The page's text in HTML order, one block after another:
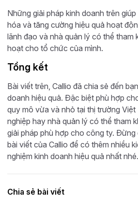
Những giải pháp kinh doanh trên
hóa và tăng cường hiệu quả hoạt
lãnh đạo và nhà quản lý có thể tham
hoạt cho tổ chức của mình.
Tổng kết
Bài viết trên, Callio đã chia sẻ đến
doanh hiệu quả. Đặc biệt phù hợp
quy mô vừa và nhỏ tại thị trường Việt
nghiệp hay nhà quản lý có thể tham
giải pháp phù hợp cho công ty.
bài viết của Callio để có thêm nhiều
nghiệm kinh doanh hiệu quả nhất nhé.
Chia sẻ bài viết